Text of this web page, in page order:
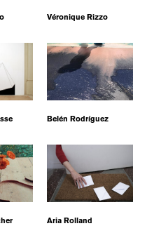
Véronique Rizzo
Belén Rodríguez
Aria Rolland